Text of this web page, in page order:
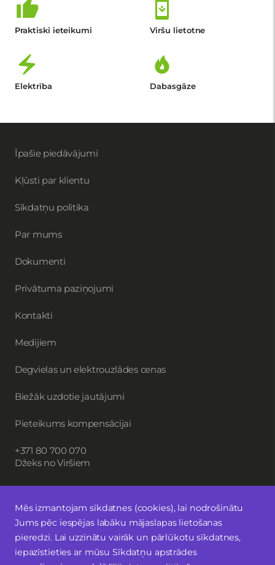
Mēs izmantojam sīkdatnes (cookies), lai nodrošinātu
Jums pēc iespējas labāku mājaslapas lietošanas
pieredzi. Lai uzzinātu vairāk un pārlūkotu sīkdatnes,
iepazīstieties ar mūsu Sīkdatņu apstrādes
Praktiski ieteikumi Viršu lietotne
Elektrība Dabasgāze
Īpašie piedāvājumi
Kļūsti par klientu
Sīkdatņu politika
Par mums
Dokumenti
Privātuma paziņojumi
Kontakti
Medijiem
Degvielas un elektrouzlādes cenas
Biežāk uzdotie jautājumi
Pieteikums kompensācijai
+371 80 700 070
Džeks no Viršiem
Piesakies jaunumiem
Seko mums